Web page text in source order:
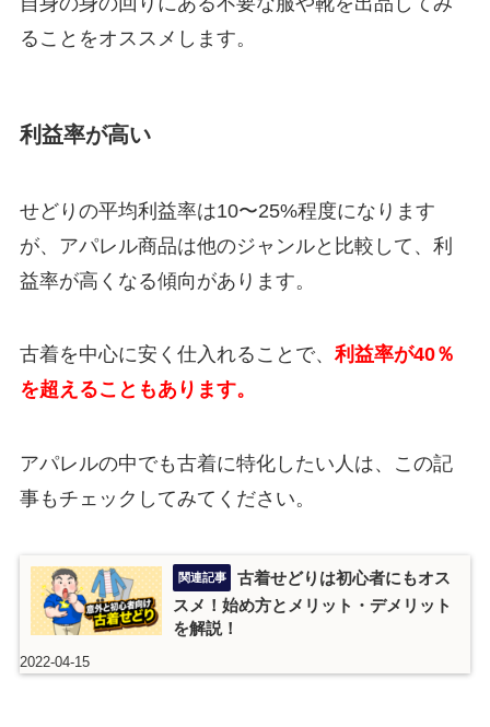
ることをオススメします。
利益率が高い
せどりの平均利益率は10〜25%程度になります
が、アパレル商品は他のジャンルと比較して、利
益率が高くなる傾向があります。
古着を中心に安く仕入れることで、 利益率が40％
を超えることもあります。
アパレルの中でも古着に特化したい人は、この記
事もチェックしてみてください。
古着せどりは初心者にもオス
スメ！始め方とメリット・デメリット
を解説！
2022-04-15